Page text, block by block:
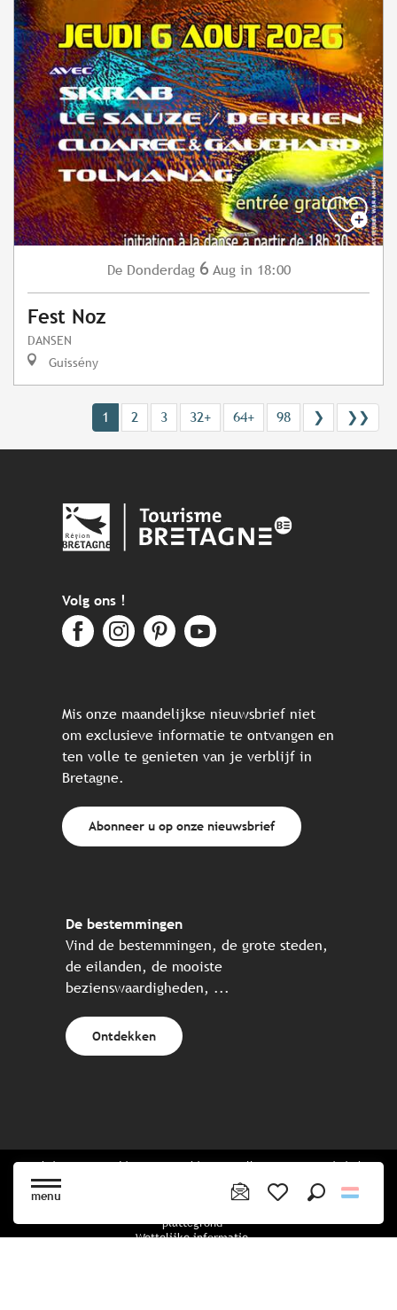
menu
De Donderdag 6 Aug in 18:00
Fest Noz
DANSEN
Guissény
1 2 3 32+ 64+ 98 ❯ ❯❯
Volg ons !
Mis onze maandelijkse nieuwsbrief niet
om exclusieve informatie te ontvangen en
ten volle te genieten van je verblijf in
Bretagne.
Abonneer u op onze nieuwsbrief
De bestemmingen
Vind de bestemmingen, de grote steden,
de eilanden, de mooiste
bezienswaardigheden, ...
Ontdekken
Website gecreëerd in samenwerking met alle Bretonse toeristische
plattegrond
Wettelijke informatie